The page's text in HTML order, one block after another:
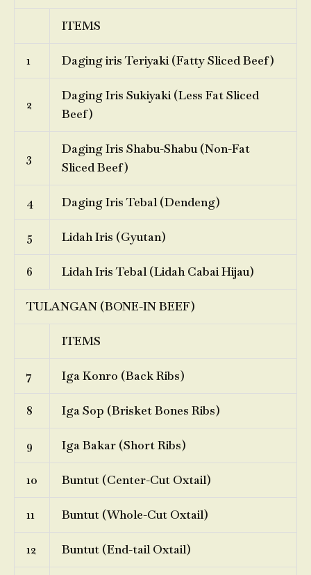
ITEMS
1 Daging iris Teriyaki (Fatty Sliced Beef)
2
Daging Iris Sukiyaki (Less Fat Sliced
Beef)
3
Daging Iris Shabu-Shabu (Non-Fat
Sliced Beef)
4 Daging Iris Tebal (Dendeng)
5 Lidah Iris (Gyutan)
6 Lidah Iris Tebal (Lidah Cabai Hijau)
TULANGAN (BONE-IN BEEF)
ITEMS
7 Iga Konro (Back Ribs)
8 Iga Sop (Brisket Bones Ribs)
9 Iga Bakar (Short Ribs)
10 Buntut (Center-Cut Oxtail)
11 Buntut (Whole-Cut Oxtail)
12 Buntut (End-tail Oxtail)